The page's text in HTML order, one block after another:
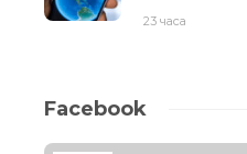
23 часа
Facebook